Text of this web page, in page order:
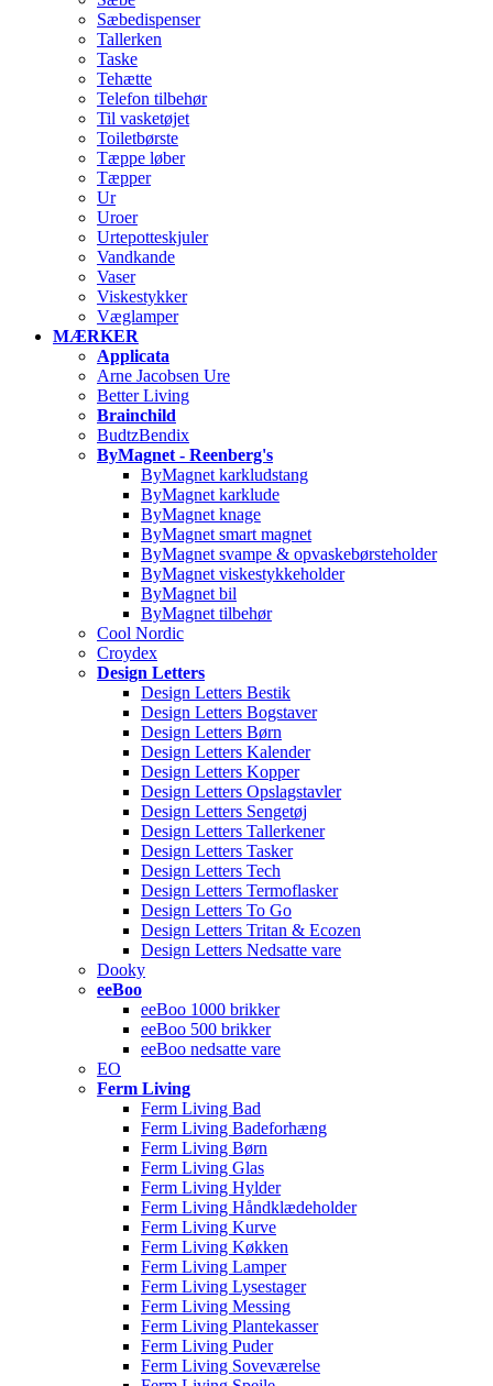
Sæbedispenser
Tallerken
Taske
Tehætte
Telefon tilbehør
Til vasketøjet
Toiletbørste
Tæppe løber
Tæpper
Ur
Uroer
Urtepotteskjuler
Vandkande
Vaser
Viskestykker
Væglamper
MÆRKER
Applicata
Arne Jacobsen Ure
Better Living
Brainchild
BudtzBendix
ByMagnet - Reenberg's
ByMagnet karkludstang
ByMagnet karklude
ByMagnet knage
ByMagnet smart magnet
ByMagnet svampe & opvaskebørsteholder
ByMagnet viskestykkeholder
ByMagnet bil
ByMagnet tilbehør
Cool Nordic
Croydex
Design Letters
Design Letters Bestik
Design Letters Bogstaver
Design Letters Børn
Design Letters Kalender
Design Letters Kopper
Design Letters Opslagstavler
Design Letters Sengetøj
Design Letters Tallerkener
Design Letters Tasker
Design Letters Tech
Design Letters Termoflasker
Design Letters To Go
Design Letters Tritan & Ecozen
Design Letters Nedsatte vare
Dooky
eeBoo
eeBoo 1000 brikker
eeBoo 500 brikker
eeBoo nedsatte vare
EO
Ferm Living
Ferm Living Bad
Ferm Living Badeforhæng
Ferm Living Børn
Ferm Living Glas
Ferm Living Hylder
Ferm Living Håndklædeholder
Ferm Living Kurve
Ferm Living Køkken
Ferm Living Lamper
Ferm Living Lysestager
Ferm Living Messing
Ferm Living Plantekasser
Ferm Living Puder
Ferm Living Soveværelse